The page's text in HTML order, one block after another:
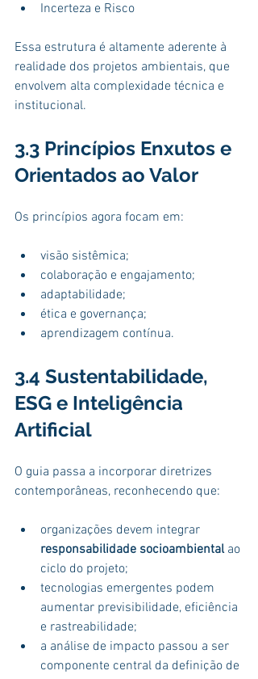
Incerteza e Risco
Essa estrutura é altamente aderente à
realidade dos projetos ambientais, que
envolvem alta complexidade técnica e
institucional.
3.3 Princípios Enxutos e
Orientados ao Valor
Os princípios agora focam em:
visão sistêmica;
colaboração e engajamento;
adaptabilidade;
ética e governança;
aprendizagem contínua.
3.4 Sustentabilidade,
ESG e Inteligência
Artificial
O guia passa a incorporar diretrizes
contemporâneas, reconhecendo que:
organizações devem integrar
responsabilidade socioambiental ao
ciclo do projeto;
tecnologias emergentes podem
aumentar previsibilidade, eficiência
e rastreabilidade;
a análise de impacto passou a ser
componente central da definição de